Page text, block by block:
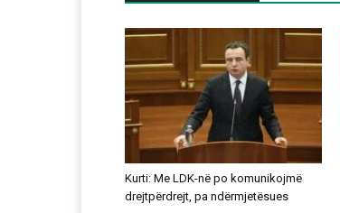
Kurti: Me LDK-në po komunikojmë
drejtpërdrejt, pa ndërmjetësues